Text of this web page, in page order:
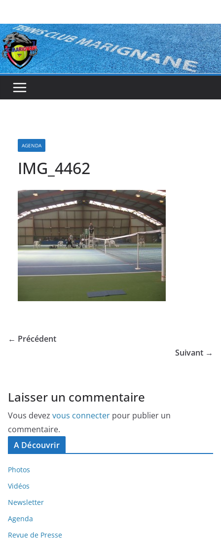
contenu
AGENDA
IMG_4462
← Précédent
Suivant →
Laisser un commentaire
Vous devez vous connecter pour publier un
commentaire.
A Découvrir
Photos
Vidéos
Newsletter
Agenda
Revue de Presse